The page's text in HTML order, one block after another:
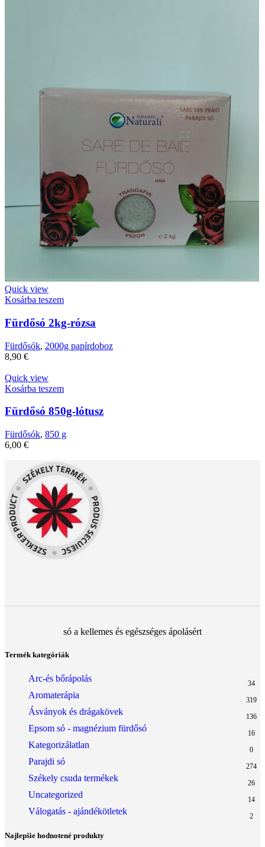
Quick view
Kosárba teszem
Fürdősó 2kg-rózsa
Fürdősók, 2000g papírdoboz
8,90 €
Quick view
Kosárba teszem
Fürdősó 850g-lótusz
Fürdősók, 850 g
6,00 €
só a kellemes és egészséges ápolásért
Termék kategóriák
Arc-és bőrápolás 34
Aromaterápia 319
Ásványok és drágakövek 136
Epsom só - magnézium fürdősó 16
Kategorizálatlan 0
Parajdi só 274
Székely csuda termékek 26
Uncategorized 14
Válogatás - ajándékötletek 2
Najlepšie hodnotené produkty